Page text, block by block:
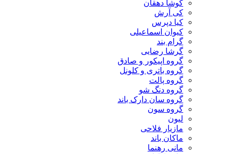
کوشا دهقان
کی آرش
کیا دپرس
کیوان اسماعیلی
گرام بند
گرشا رضایی
گروه اپیکور و صادق
گروه باتری و کلونل
گروه پالت
گروه دنگ شو
گروه سان دارک باند
گروه سون
لیون
مازیار فلاحی
ماکان باند
مانی رهنما